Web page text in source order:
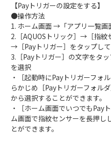
【Payトリガーの設定をする】
●操作方法
1. ホーム画面 →「アプリ一覧画
2.［AQUOSトリック］→［指紋
→［Payトリガー］をタップし
3.［Payトリガー］の文字をタ
を選択
・［起動時にPayトリガーフォ
らかじめ［Payトリガーフォル
から選択することができます。
・［ホーム画面でいつでもPay
ム画面で指紋センサーを長押し
とができます。